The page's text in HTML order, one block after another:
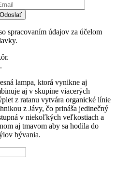
Odoslať
spracovaním údajov za účelom
lampa, ktorá vynikne aj
aj v skupine viacerých
z ratanu vytvára organické línie
z Jávy, čo prináša jedinečný
v niekoľkých veľkostiach a
aj tmavom aby sa hodila do
bývania.